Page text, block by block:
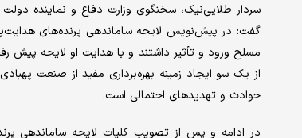
گفت: در پیش‌نویس لایحه ساماندهی پرنده‌های
از یک سو ایجاد زمینه ‌بهره‌برداری مفید از صنعت
حوادث و تهدیدهای احتمالی است.
در ادامه و پس از تصویب کلیات لایحه ساماندهی